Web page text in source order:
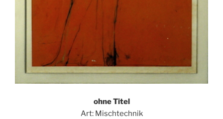
ohne Titel
Art: Mischtechnik